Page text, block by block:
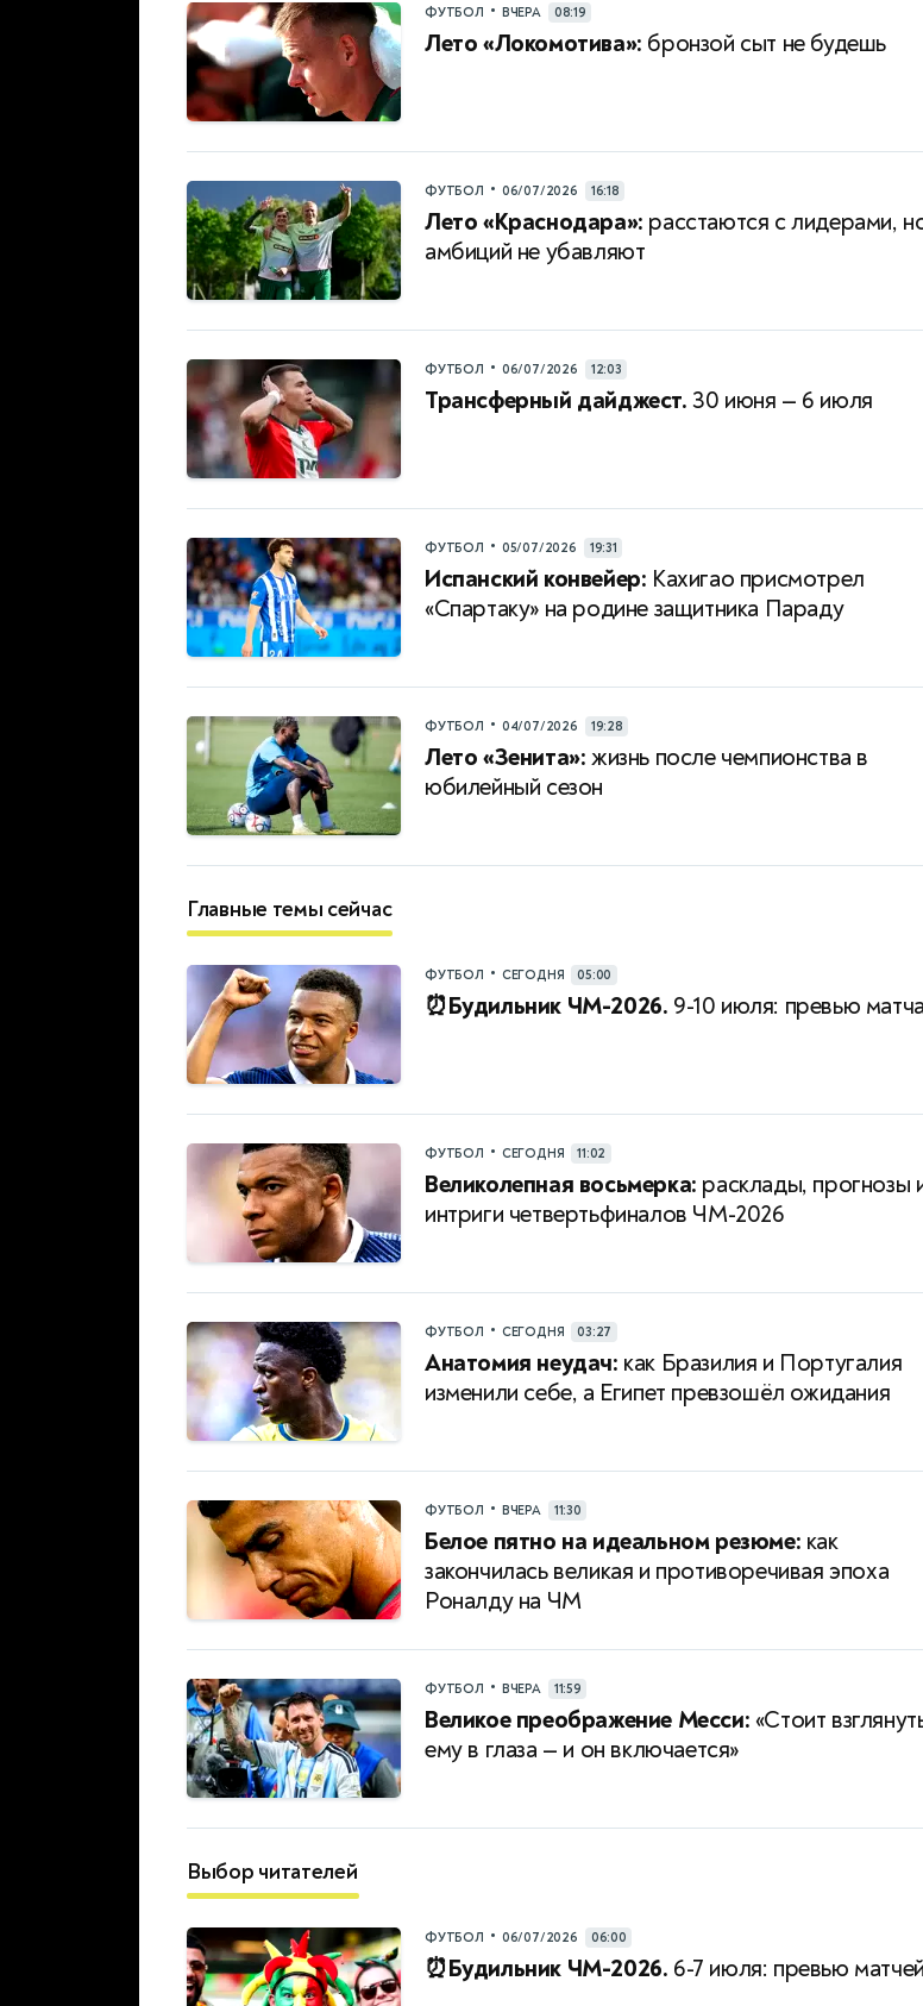
ФУТБОЛ • ВЧЕРА 08:19
Лето «Локомотива»: бронзой сыт не будешь
ФУТБОЛ • 06/07/2026 16:18
Лето «Краснодара»: расстаются с лидерами,
амбиций не убавляют
ФУТБОЛ • 06/07/2026 12:03
Трансферный дайджест. 30 июня — 6 июля
ФУТБОЛ • 05/07/2026 19:31
Испанский конвейер: Кахигао присмотрел
«Спартаку» на родине защитника Параду
ФУТБОЛ • 04/07/2026 19:28
Лето «Зенита»: жизнь после чемпионства в
юбилейный сезон
Главные темы сейчас
ФУТБОЛ • СЕГОДНЯ 05:00
⏰Будильник ЧМ-2026. 9-10 июля: превью матча
ФУТБОЛ • СЕГОДНЯ 11:02
Великолепная восьмерка: расклады, прогнозы
интриги четвертьфиналов ЧМ-2026
ФУТБОЛ • СЕГОДНЯ 03:27
Анатомия неудач: как Бразилия и Португалия
изменили себе, а Египет превзошёл ожидания
ФУТБОЛ • ВЧЕРА 11:30
Белое пятно на идеальном резюме: как
закончилась великая и противоречивая эпоха
Роналду на ЧМ
ФУТБОЛ • ВЧЕРА 11:59
Великое преображение Месси: «Стоит
ему в глаза — и он включается»
Выбор читателей
ФУТБОЛ • 06/07/2026 06:00
⏰Будильник ЧМ-2026. 6-7 июля: превью матчей